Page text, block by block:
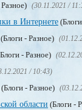
(30.11.2021 /
в Интернете
(Блоги - Разное)
- Разное)
/ 10:43)
(Блоги - Разное)
области (Блоги -